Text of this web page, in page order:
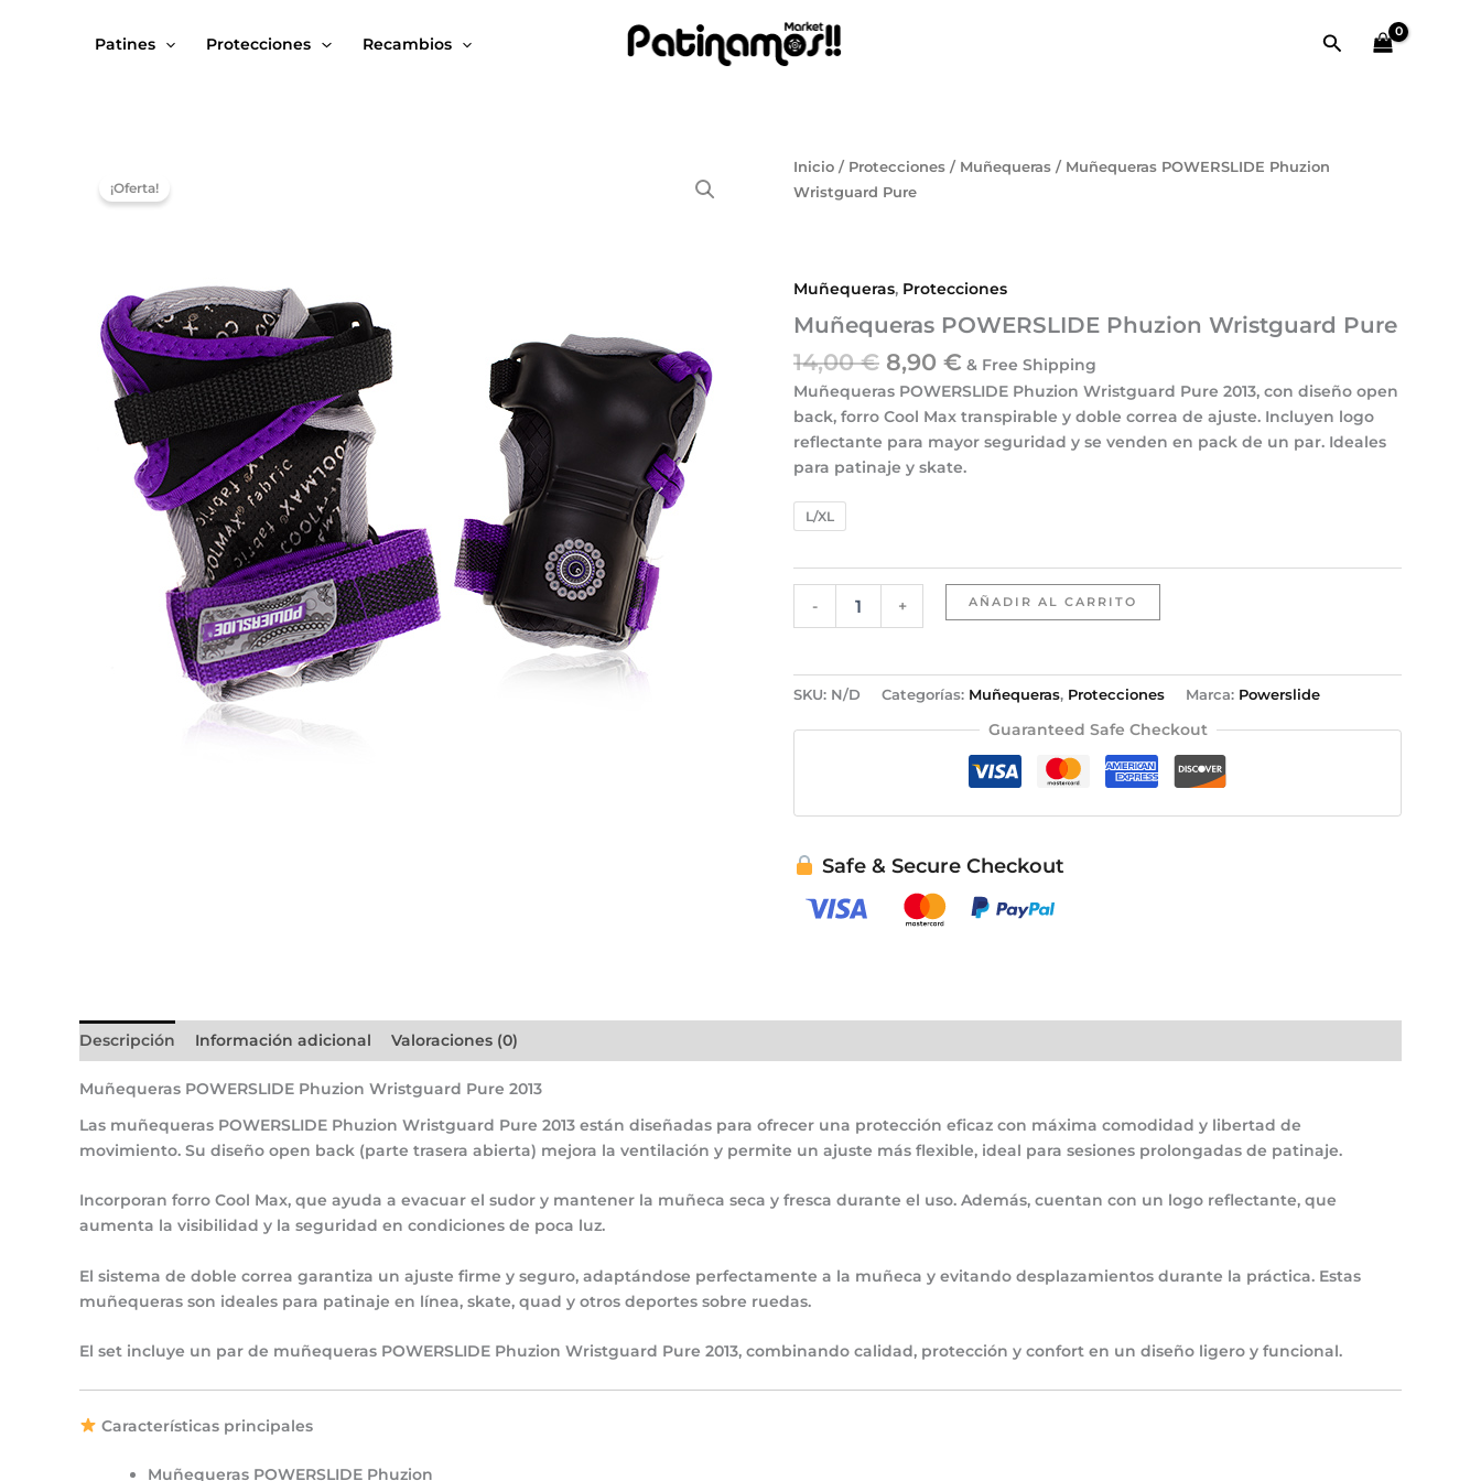
Patines Protecciones Recambios Buscar
¡Oferta!
Inicio / Protecciones / Muñequeras / Muñequeras POWERSLIDE Phuzion
Wristguard Pure
Muñequeras, Protecciones
Muñequeras POWERSLIDE Phuzion Wristguard Pure
14,00€
El
precio
8,90 €
El
& Free Shipping
Muñequeras POWERSLIDE Phuzion Wristguard Pure 2013, con diseño open
back, forro Cool Max transpirable y doble correa de ajuste. Incluyen logo
reflectante para mayor seguridad y se venden en pack de un par. Ideales
para patinaje y skate.
L/XL
-
Muñequeras
POWERSLIDE
+ AÑADIR AL CARRITO
SKU: N/D Categorías: Muñequeras, Protecciones Marca: Powerslide
Guaranteed Safe Checkout
Safe & Secure Checkout
Descripción Información adicional Valoraciones (0)
Muñequeras POWERSLIDE Phuzion Wristguard Pure 2013
Las muñequeras POWERSLIDE Phuzion Wristguard Pure 2013 están diseñadas para ofrecer una protección eficaz con máxima comodidad y libertad de
movimiento. Su diseño open back (parte trasera abierta) mejora la ventilación y permite un ajuste más flexible, ideal para sesiones prolongadas de patinaje.
Incorporan forro Cool Max, que ayuda a evacuar el sudor y mantener la muñeca seca y fresca durante el uso. Además, cuentan con un logo reflectante, que
aumenta la visibilidad y la seguridad en condiciones de poca luz.
El sistema de doble correa garantiza un ajuste firme y seguro, adaptándose perfectamente a la muñeca y evitando desplazamientos durante la práctica. Estas
muñequeras son ideales para patinaje en línea, skate, quad y otros deportes sobre ruedas.
El set incluye un par de muñequeras POWERSLIDE Phuzion Wristguard Pure 2013, combinando calidad, protección y confort en un diseño ligero y funcional.
Características principales
Muñequeras POWERSLIDE Phuzion